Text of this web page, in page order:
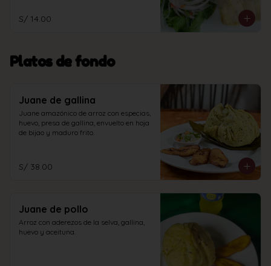
S/ 14.00
Platos de fondo
Juane de gallina
Juane amazónico de arroz con especias,
huevo, presa de gallina, envuelto en hoja
de bijao y maduro frito.
S/ 38.00
Juane de pollo
Arroz con aderezos de la selva, gallina,
huevo y aceituna.